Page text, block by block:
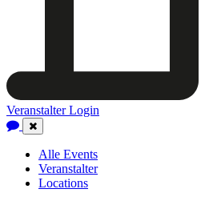
Veranstalter Login
Close
Navigation
Alle Events
Veranstalter
Locations